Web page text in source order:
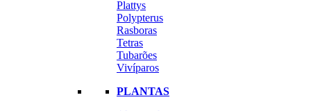
Plattys
Polypterus
Rasboras
Tetras
Tubarões
Vivíparos
PLANTAS